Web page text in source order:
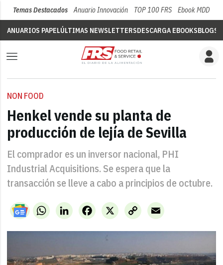
Temas Destacados Anuario Innovación TOP 100 FRS Ebook MDD
ANUARIOS PAPELÚLTIMAS NEWSLETTERSDESCARGA EBOOKSBLOGS
NON FOOD
Henkel vende su planta de
producción de lejía de Sevilla
El comprador es un inversor nacional, PHI
Industrial Acquisitions. Se espera que la
transacción se lleve a cabo a principios de octubre.
WhatsAppLinkedIn X
Facebook
Copy
Link
Email